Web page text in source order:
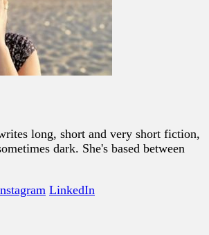
long, short and very short fiction,
dark. She's based between
LinkedIn